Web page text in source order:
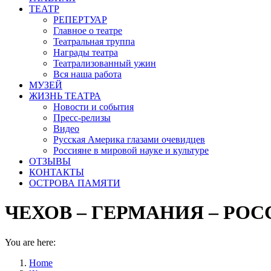
ТЕАТР
РЕПЕРТУАР
Главное о театре
Театральная труппа
Награды театра
Театрализованный ужин
Вся наша работа
МУЗЕЙ
ЖИЗНЬ ТЕАТРА
Новости и события
Пресс-релизы
Видео
Русская Америка глазами очевидцев
Россияне в мировой науке и культуре
ОТЗЫВЫ
КОНТАКТЫ
ОСТРОВА ПАМЯТИ
ЧЕХОВ – ГЕРМАНИЯ –
You are here:
Home